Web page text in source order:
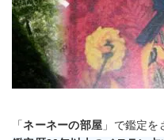
「ネーネーの部屋 」で鑑定を